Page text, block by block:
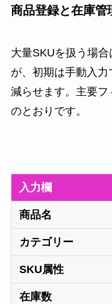
商品登録と在庫管
大量SKUを扱う場
が、初期は手動入
減らせます。主要
のとおりです。
入力欄
商品名
カテゴリー
SKU属性
在庫数